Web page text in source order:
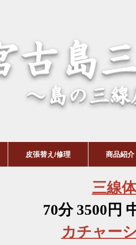
古島
～島の三
皮張替え/修理 商品紹介
三線
70分 3500円
カチャー